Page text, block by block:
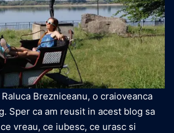
Brezniceanu, o craioveanca
Sper ca am reusit in acest blog sa
vreau, ce iubesc, ce urasc si